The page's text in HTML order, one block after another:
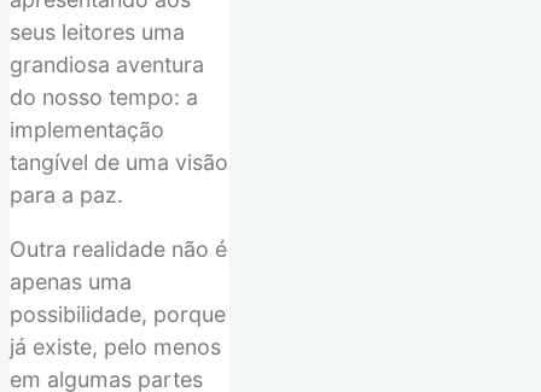
seus leitores uma
grandiosa aventura
do nosso tempo: a
implementação
tangível de uma visão
para a paz.
Outra realidade não é
apenas uma
possibilidade, porque
já existe, pelo menos
em algumas partes